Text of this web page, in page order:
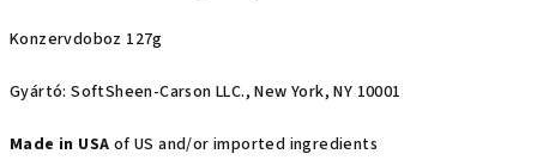
Konzervdoboz 127g
Gyártó: SoftSheen-Carson LLC., New York, NY 10001
Made in USA of US and/or imported ingredients